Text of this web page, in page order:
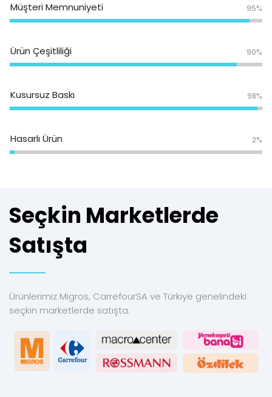
Müşteri Memnuniyeti 95%
Ürün Çeşitliliği 90%
Kusursuz Baskı 98%
Hasarlı Ürün 2%
Seçkin Marketlerde
Satışta
Ürünlerimiz Migros, CarrefourSA ve Türkiye genelindeki
seçkin marketlerde satışta.